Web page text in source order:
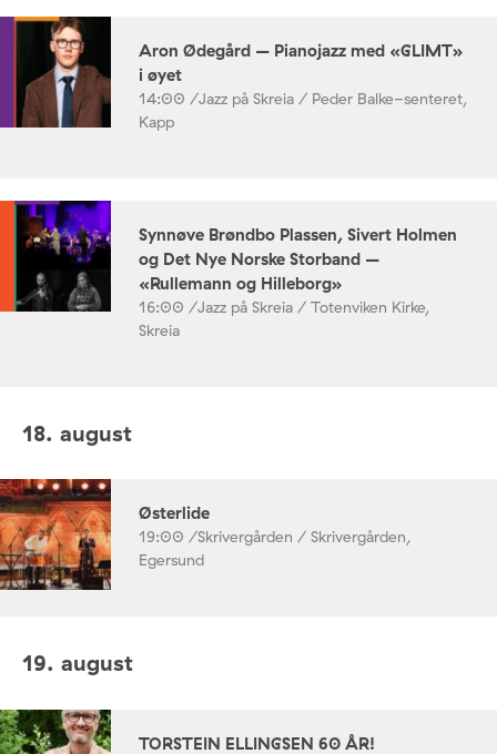
Aron Ødegård – Pianojazz med «GLIMT»
i øyet
14:00 /Jazz på Skreia / Peder Balke-senteret,
Kapp
Synnøve Brøndbo Plassen, Sivert Holmen
og Det Nye Norske Storband –
«Rullemann og Hilleborg»
16:00 /Jazz på Skreia / Totenviken Kirke,
Skreia
18. august
Østerlide
19:00 /Skrivergården / Skrivergården,
Egersund
19. august
TORSTEIN ELLINGSEN 60 ÅR!